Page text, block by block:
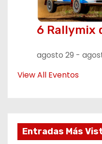
6 Rallymix
agosto 29 -
View All Eventos
Entradas Más